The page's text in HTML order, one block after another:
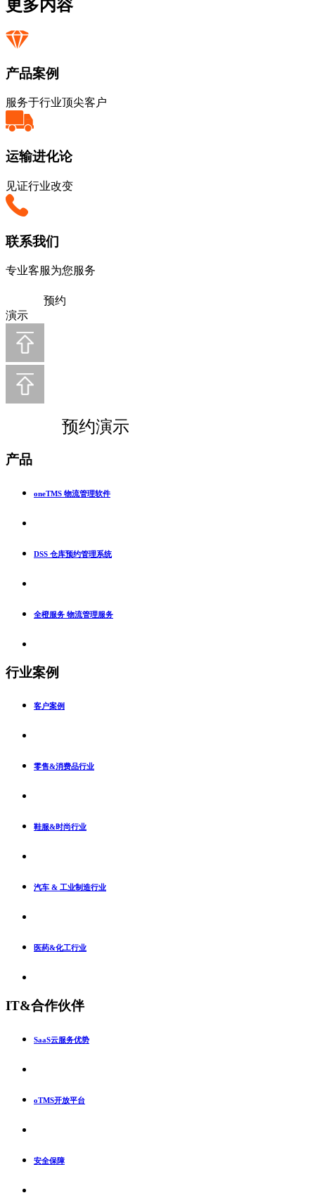
更多内容
产品案例
服务于行业顶尖客户
运输进化论
见证行业改变
联系我们
专业客服为您服务
预约
演示
预约演示
产品
oneTMS 物流管理软件
DSS 仓库预约管理系统
全橙服务 物流管理服务
行业案例
客户案例
零售&消费品行业
鞋服&时尚行业
汽车 & 工业制造行业
医药&化工行业
IT&合作伙伴
SaaS云服务优势
oTMS开放平台
安全保障